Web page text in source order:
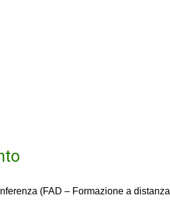
(FAD – Formazione a